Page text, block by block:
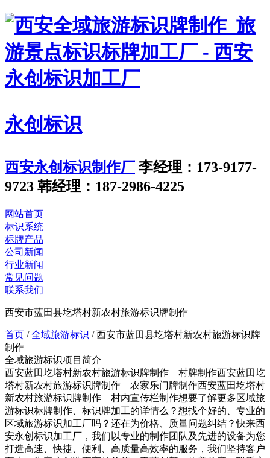
永创标识
西安永创标识制作厂 李经理：173-9177-
9723 韩经理：187-2986-4225
网站首页
标识系统
标牌产品
公司新闻
行业新闻
常见问题
联系我们
西安市蓝田县圪塔村新农村旅游标识牌制作
首页 / 全域旅游标识 /西安市蓝田县圪塔村新农村旅游标识牌
制作
全域旅游标识项目简介
西安蓝田圪塔村新农村旅游标识牌制作 村牌制作西安蓝田圪
塔村新农村旅游标识牌制作 农家乐门牌制作西安蓝田圪塔村
新农村旅游标识牌制作 村内宣传栏制作想要了解更多区域旅
游标识标牌制作、标识牌加工的详情么？想找个好的、专业的
区域旅游标识加工厂吗？还在为价格、质量问题纠结？快来西
安永创标识加工厂，我们以专业的制作团队及先进的设备为您
打造高速、快捷、便利、高质量高效率的服务，我们坚持客户